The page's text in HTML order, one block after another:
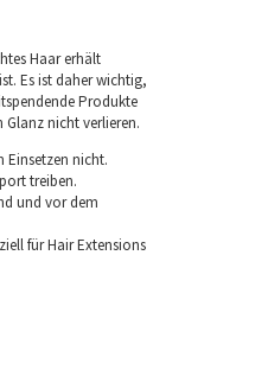
Haar erhält
Es ist daher wichtig,
Produkte
nicht verlieren.
Einsetzen nicht.
treiben.
und vor dem
für Hair Extensions